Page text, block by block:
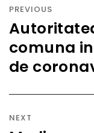
în
articole
PREVIOUS
Previous
post:
comuna
de
NEXT